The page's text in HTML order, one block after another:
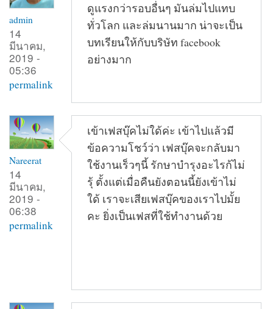
admin
14
มีนาคม,
2019 -
05:36
permalink
ดูแรงกว่ารอบอื่นๆ มันล่มไปแทบ
ทั่วโลก และล่มนานมาก น่าจะเป็น
บทเรียนให้กับบริษัท facebook
อย่างมาก
Nareerat
14
มีนาคม,
2019 -
06:38
permalink
เข้าเฟสบุ๊คไม่ใด้ค่ะ เข้าไปแล้วมี
ข้อความโชว์ว่า เฟสบุ๊คจะกลับมา
ใช้งานเร็วๆนี้ รักษาบำรุงอะไรก้ไม่
รุ้ ตั้งแต่เมื่อคืนยังตอนนี้ยังเข้าไม่
ใด้ เราจะเสียเฟสบุ๊คของเราไปมั้ย
คะ ยิ่งเป็นเฟสที่ใช้ทำงานด้วย